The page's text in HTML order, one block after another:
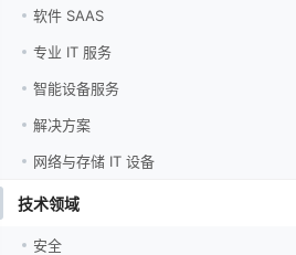
软件 SAAS
专业 IT 服务
智能设备服务
解决方案
网络与存储 IT 设备
技术领域
安全